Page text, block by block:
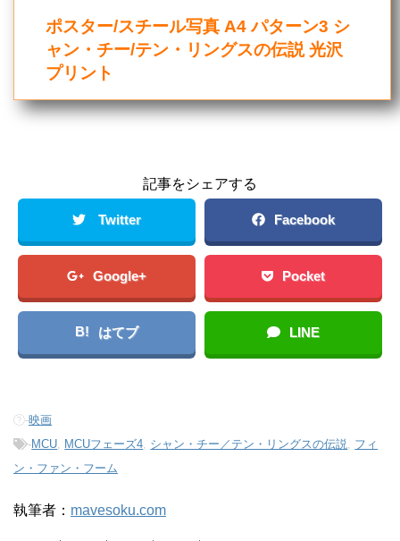
ポスター/スチール写真 A4 パターン3 シ
ャン・チー/テン・リングスの伝説 光沢
プリント
記事をシェアする
Twitter Facebook
Google+ Pocket
B! はてブ LINE
-映画
-MCU MCUフェーズ4 シャン・チー／テン・リングスの伝説 フィ
ン・ファン・フーム
執筆者： mavesoku.com